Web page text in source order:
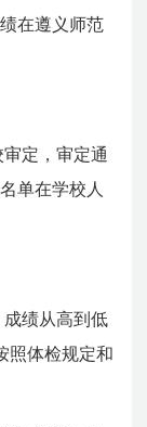
在遵义师范
定，审定通
单在学校人
绩从高到低
照体检规定和